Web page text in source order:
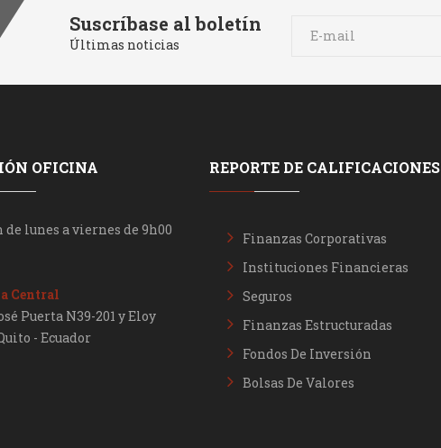
Suscríbase al boletín
Últimas noticias
OFICINA
de lunes a viernes de 9h00
Central
Puerta N39-201 y Eloy
- Ecuador
REPORTE DE CALIFICACIONES
Finanzas Corporativas
Instituciones Financieras
Seguros
Finanzas Estructuradas
Fondos De Inversión
Bolsas De Valores